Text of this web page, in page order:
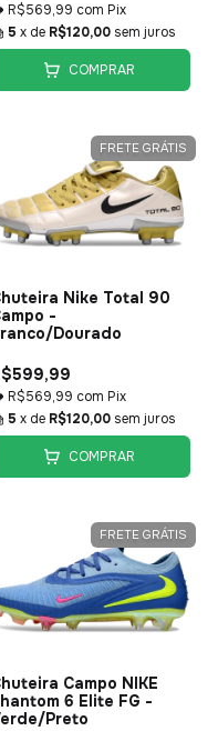
R$569,99 com Pix
5 x de R$120,00 sem juros
COMPRAR
FRETE GRÁTIS
Nike Total 90
-
Dourado
R$569,99 com Pix
5 x de R$120,00 sem juros
COMPRAR
FRETE GRÁTIS
Campo NIKE
6 Elite FG -
Preto